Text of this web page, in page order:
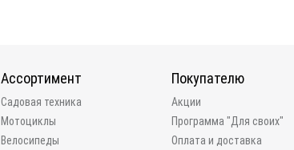
Ассортимент
Садовая техника
Мотоциклы
Велосипеды
Покупателю
Акции
Программа "Для своих"
Оплата и доставка